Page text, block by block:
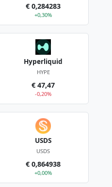
€ 0,284283
+0,30%
Hyperliquid
HYPE
€ 47,47
-0,20%
USDS
USDS
€ 0,864938
+0,00%